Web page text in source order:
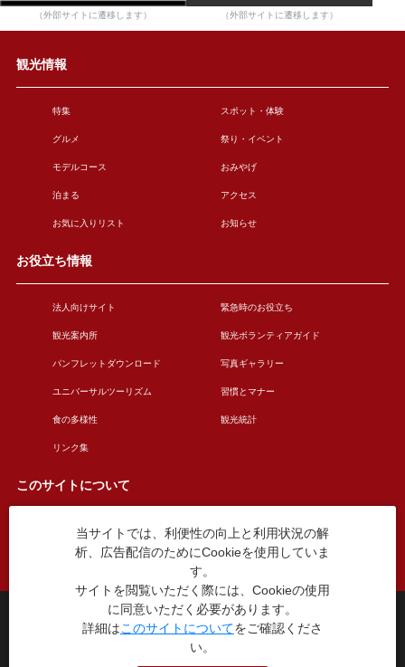
（外部サイトに遷移します） （外部サイトに遷移します）
観光情報
特集 スポット・体験
グルメ 祭り・イベント
モデルコース おみやげ
泊まる アクセス
お気に入りリスト お知らせ
お役立ち情報
法人向けサイト 緊急時のお役立ち
観光案内所 観光ボランティアガイド
パンフレットダウンロード 写真ギャラリー
ユニバーサルツーリズム 習慣とマナー
食の多様性 観光統計
リンク集
このサイトについて
このサイトについて 広告掲載について
お問い合わせ
台東区役所観光課
〒110-8615 東京都台東区東上野4丁目5番6号
TEL：03-5246-1151
当サイトでは、利便性の向上と利用状況の解
析、広告配信のためにCookieを使用していま
す。
サイトを閲覧いただく際には、Cookieの使用
に同意いただく必要があります。
詳細はこのサイトについてをご確認くださ
い。